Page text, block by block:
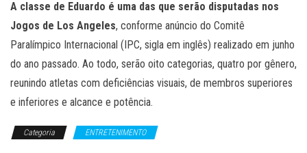
A classe de Eduardo é uma das que serão disputadas nos
Jogos de Los Angeles, conforme anúncio do Comitê
Paralímpico Internacional (IPC, sigla em inglês) realizado em junho
do ano passado. Ao todo, serão oito categorias, quatro por gênero,
reunindo atletas com deficiências visuais, de membros superiores
e inferiores e alcance e potência.
Categoria ENTRETENIMENTO